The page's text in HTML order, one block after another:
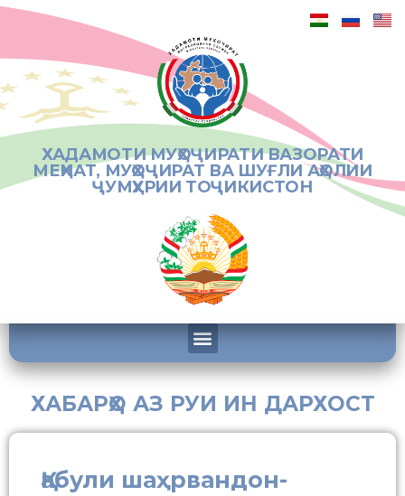
ХАДАМОТИ МУҲОҶИРАТИ ВАЗОРАТИ
МЕҲНАТ, МУҲОҶИРАТ ВА ШУҒЛИ АҲОЛИИ
ҶУМҲУРИИ ТОҶИКИСТОН
ХАБАРҲО АЗ РУИ ИН ДАРХОСТ
Қабули шаҳрвандон-